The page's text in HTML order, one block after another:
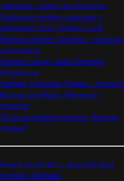
Johnsona + zimny jak lód bonus
Najlepsze komiksy związane z
Batmanem 2025 (Polska i USA)
Batman Arkham: Clayface – recenzja,
prezentacja
Batman i ukryty skarb Berniego
Wrightsona
Batman: Full Moon (Pełnia) – recenzja
Batman and Robin: Memento –
recenzja
30 lat od polskiej premiery „Batman
Forever”
Powrót do lat 60. z okazji 60-lecia
premiery Batmana